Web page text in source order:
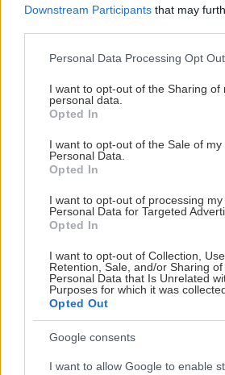
Downstream Participants that may
Please note that this website/app uses
not limited to your visit or usage
grant or deny consent to Google and
use your data for below specified
consent section.
Personal Data Processing Opt
I want to opt-out of the Sharing of
personal data.
Opted In
I want to opt-out of the Sale of my
Personal Data.
Opted In
I want to opt-out of processing my
Personal Data for Targeted
Opted In
I want to opt-out of Collection, Use,
Retention, Sale, and/or Sharing of
Personal Data that Is Unrelated
Purposes for which it was
Opted Out
Google consents
I want to allow Google to enable
Διαβάστε επίσης